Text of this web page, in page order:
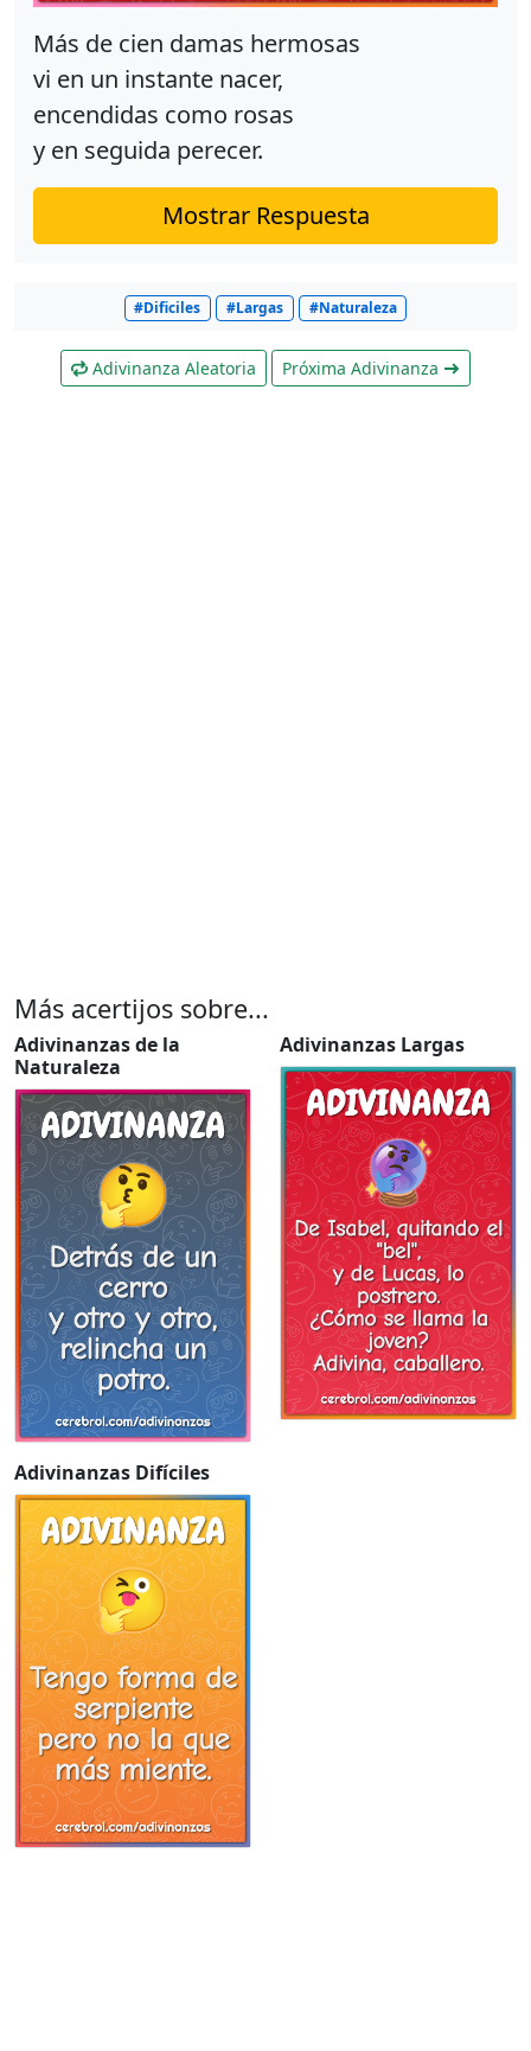
Más de cien damas hermosas
vi en un instante nacer,
encendidas como rosas
y en seguida perecer.
Mostrar Respuesta
#Dificiles #Largas #Naturaleza
Adivinanza Aleatoria Próxima Adivinanza
Más acertijos sobre...
Adivinanzas de la
Naturaleza
Adivinanzas Largas
Adivinanzas Difíciles